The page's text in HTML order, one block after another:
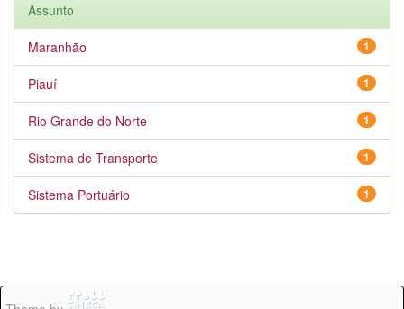
Assunto
1
Maranhão
1
Piauí
1
Rio Grande do Norte
1
Sistema de Transporte
1
Sistema Portuário